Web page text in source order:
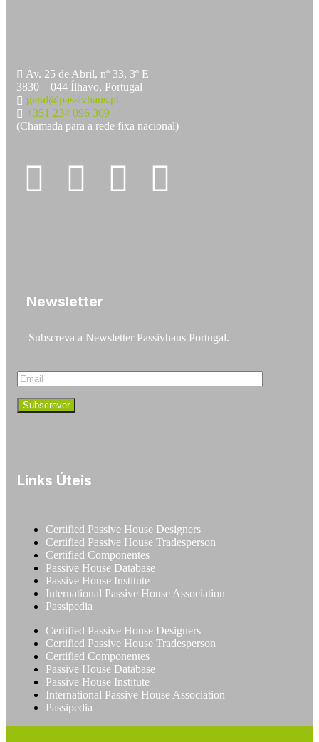
Av. 25 de Abril, nº 33, 3º E
3830 – 044 Ílhavo, Portugal
geral@passivhaus.pt
+351 234 096 309
(Chamada para a rede fixa nacional)
Newsletter
Subscreva a Newsletter Passivhaus Portugal.
Links Úteis
Certified Passive House Designers
Certified Passive House Tradesperson
Certified Componentes
Passive House Database
Passive House Institute
International Passive House Association
Passipedia
Certified Passive House Designers
Certified Passive House Tradesperson
Certified Componentes
Passive House Database
Passive House Institute
International Passive House Association
Passipedia